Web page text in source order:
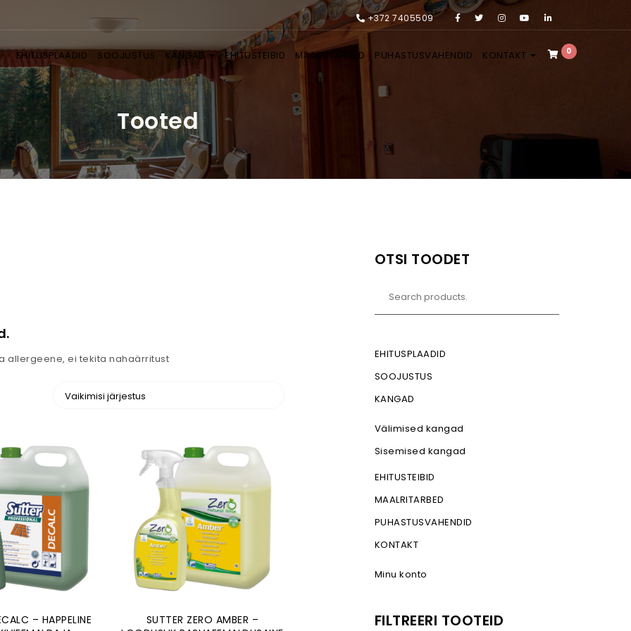
+372 7405509
0
EHITUSPLAADID SOOJUSTUS KANGAD EHITUSTEIBID MAALRITARBED PUHASTUSVAHENDID KONTAKT
Tooted
allergeene, ei tekita nahaärritust
– HAPPELINE
SUTTER ZERO AMBER –
OTSI TOODET
EHITUSPLAADID
SOOJUSTUS
KANGAD
Välimised kangad
Sisemised kangad
EHITUSTEIBID
MAALRITARBED
PUHASTUSVAHENDID
KONTAKT
Minu konto
FILTREERI TOOTEID